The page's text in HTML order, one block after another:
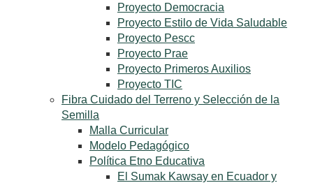
Proyecto Democracia
Proyecto Estilo de Vida Saludable
Proyecto Pescc
Proyecto Prae
Proyecto Primeros Auxilios
Proyecto TIC
Fibra Cuidado del Terreno y Selección de la
Semilla
Malla Curricular
Modelo Pedagógico
Política Etno Educativa
El Sumak Kawsay en Ecuador y